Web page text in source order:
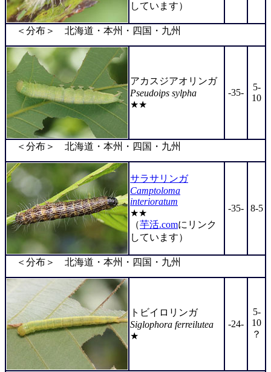
しています）
＜分布＞ 北海道・本州・四国・九州
アカスジアオリンガ
Pseudoips sylpha
★★
-35-
5-
10
＜分布＞ 北海道・本州・四国・九州
サラサリンガ
Camptoloma
interioratum
★★
（芋活.comにリンク
しています）
-35- 8-5
＜分布＞ 北海道・本州・四国・九州
トビイロリンガ
Siglophora ferreilutea
★
-24-
5-
10
？